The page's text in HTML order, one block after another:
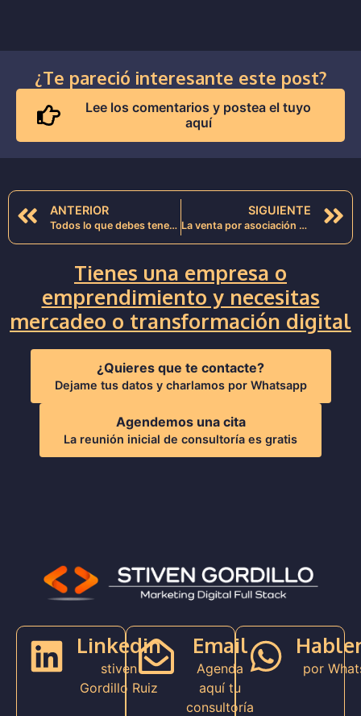
¿Te pareció interesante este post?
Lee los comentarios y postea el tuyo
aquí
ANTERIOR
Todos lo que debes tener listo, antes de iniciar un blog con wordpress
SIGUIENTE
La venta por asociación de palabras clave, en SEO.
Tienes una empresa o
emprendimiento y necesitas
mercadeo o transformación digital
Agendemos una cita
La reunión inicial de consultoría es gratis
¿Quieres que te contacte?
Dejame tus datos y charlamos por Whatsapp
Linkedin
stiven
Gordillo Ruiz
Email
Agenda
aquí tu
consultoría
por